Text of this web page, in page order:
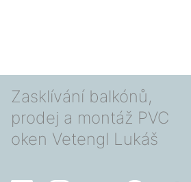
Zasklívání balkónů,
prodej a montáž PVC
oken Vetengl Lukáš